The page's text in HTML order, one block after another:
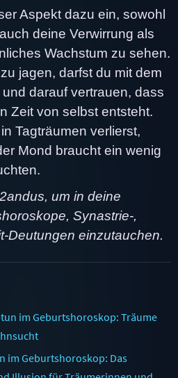
Aspekt dazu ein, sowohl
deine Verwirrung als
Wachstum zu sehen.
jagen, darfst du mit dem
darauf vertrauen, dass
Zeit von selbst entsteht.
Tagträumen verlierst,
Mond braucht ein wenig
um in deine
Synastrie-,
Deutungen einzutauchen.
im Geburtshoroskop: Träume
im Geburtshoroskop: Das